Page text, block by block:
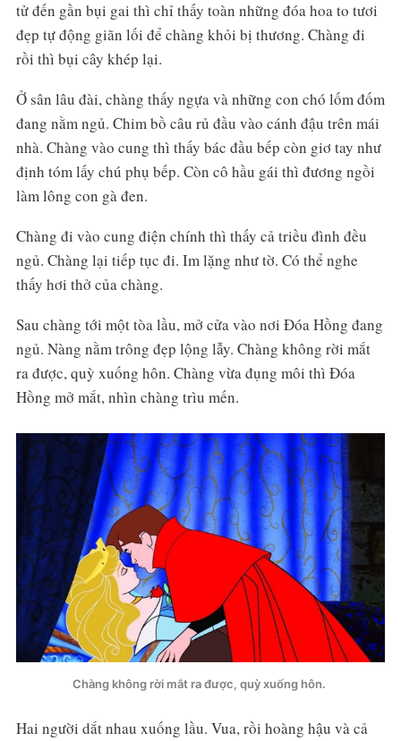
tử đến gần bụi gai thì chỉ thấy toàn những đóa hoa to tươi
đẹp tự động giãn lối để chàng khỏi bị thương. Chàng đi
rồi thì bụi cây khép lại.
Ở sân lâu đài, chàng thấy ngựa và những con chó lốm đốm
đang nằm ngủ. Chim bồ câu rủ đầu vào cánh đậu trên mái
nhà. Chàng vào cung thì thấy bác đầu bếp còn giơ tay như
định tóm lấy chú phụ bếp. Còn cô hầu gái thì đương ngồi
làm lông con gà đen.
Chàng đi vào cung điện chính thì thấy cả triều đình đều
ngủ. Chàng lại tiếp tục đi. Im lặng như tờ. Có thể nghe
thấy hơi thở của chàng.
Sau chàng tới một tòa lầu, mở cửa vào nơi Đóa Hồng đang
ngủ. Nàng nằm trông đẹp lộng lẫy. Chàng không rời mắt
ra được, quỳ xuống hôn. Chàng vừa đụng môi thì Đóa
Hồng mở mắt, nhìn chàng trìu mến.
Chàng không rời mắt ra được, quỳ xuống hôn.
Hai người dắt nhau xuống lầu. Vua, rồi hoàng hậu và cả